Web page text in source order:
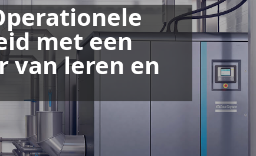
met een
van leren en